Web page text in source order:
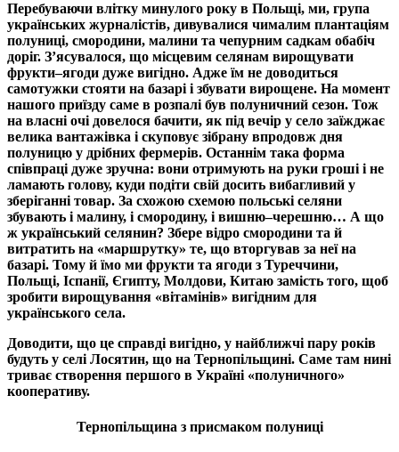
Перебуваючи влітку минулого року в Польщі, ми, група
українських журналістів, дивувалися чималим плантаціям
полуниці, смородини, малини та чепурним садкам обабіч
доріг. З’ясувалося, що місцевим селянам вирощувати
фрукти–ягоди дуже вигідно. Адже їм не доводиться
самотужки стояти на базарі і збувати вирощене. На момент
нашого приїзду саме в розпалі був полуничний сезон. Тож
на власні очі довелося бачити, як під вечір у село заїжджає
велика вантажівка і скуповує зібрану впродовж дня
полуницю у дрібних фермерів. Останнім така форма
співпраці дуже зручна: вони отримують на руки гроші і не
ламають голову, куди подіти свій досить вибагливий у
зберіганні товар. За схожою схемою польські селяни
збувають і малину, і смородину, і вишню–черешню… А що
ж український селянин? Збере відро смородини та й
витратить на «маршрутку» те, що вторгував за неї на
базарі. Тому й їмо ми фрукти та ягоди з Туреччини,
Польщі, Іспанії, Єгипту, Молдови, Китаю замість того, щоб
зробити вирощування «вітамінів» вигідним для
українського села.
Доводити, що це справді вигідно, у найближчі пару років
будуть у селі Лосятин, що на Тернопільщині. Саме там нині
триває створення першого в Україні «полуничного»
кооперативу.
Тернопільщина з присмаком полуниці